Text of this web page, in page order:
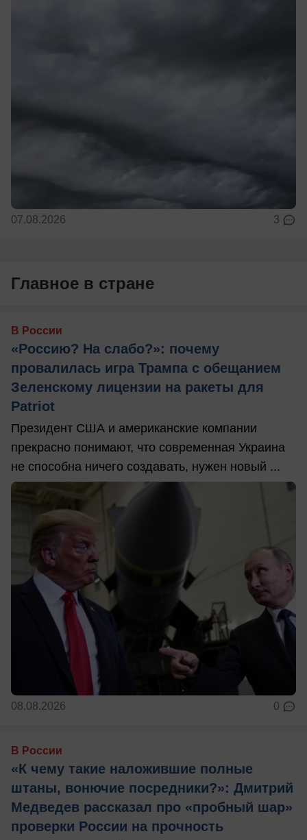
07.08.2026 3
Главное в стране
В России
«Россию? На слабо?»: почему
провалилась игра Трампа с обещанием
Зеленскому лицензии на ракеты для
Patriot
Президент США и американские компании
прекрасно понимают, что современная Украина
не способна ничего создавать, нужен новый ...
08.08.2026 0
В России
«К чему такие наложившие полные
штаны, вонючие посредники?»: Дмитрий
Медведев рассказал про «пробный шар»
проверки России на прочность